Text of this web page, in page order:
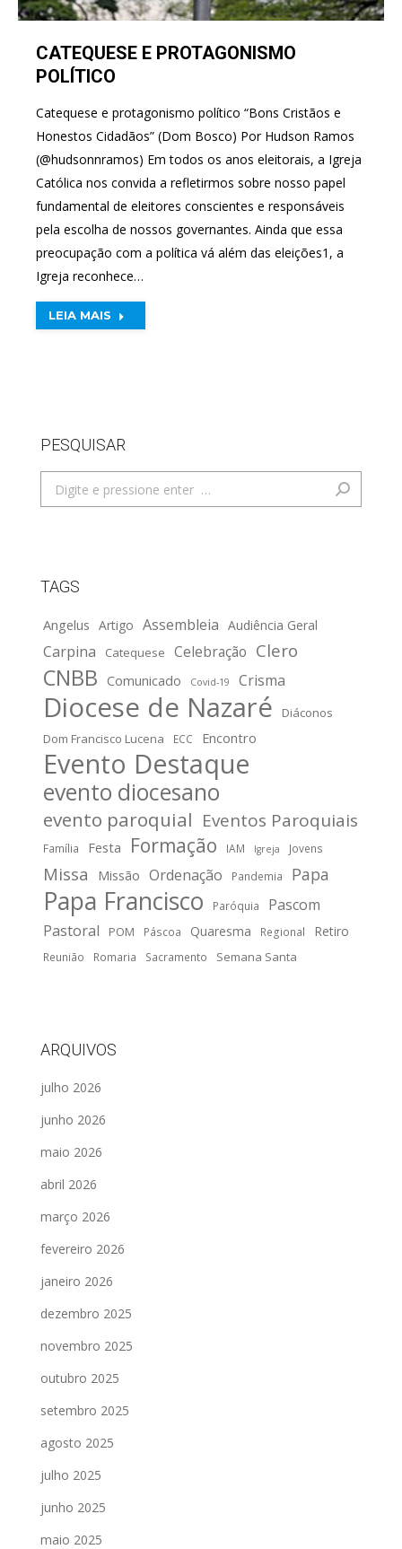
CATEQUESE E PROTAGONISMO
POLÍTICO
Catequese e protagonismo político “Bons Cristãos e
Honestos Cidadãos” (Dom Bosco) Por Hudson Ramos
(@hudsonnramos) Em todos os anos eleitorais, a Igreja
Católica nos convida a refletirmos sobre nosso papel
fundamental de eleitores conscientes e responsáveis
pela escolha de nossos governantes. Ainda que essa
preocupação com a política vá além das eleições1, a
Igreja reconhece…
LEIA MAIS
PESQUISAR
Search:
TAGS
Angelus Artigo Assembleia Audiência Geral
Carpina Catequese Celebração Clero
CNBB Comunicado Covid-19 Crisma
Diocese de Nazaré
Diáconos
Dom Francisco Lucena
ECC Encontro
Evento Destaque
evento diocesano
evento paroquial Eventos Paroquiais
Família Festa Formação IAM Igreja Jovens
Missa Missão Ordenação Pandemia Papa
Papa Francisco Paróquia
Pascom
Pastoral
POM Páscoa Quaresma Regional Retiro
Reunião Romaria Sacramento Semana Santa
ARQUIVOS
julho 2026
junho 2026
maio 2026
abril 2026
março 2026
fevereiro 2026
janeiro 2026
dezembro 2025
novembro 2025
outubro 2025
setembro 2025
agosto 2025
julho 2025
junho 2025
maio 2025